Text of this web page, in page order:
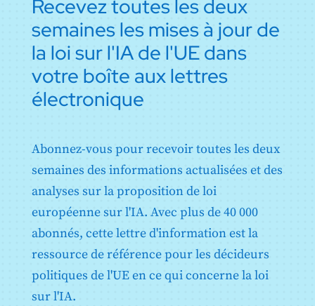
Recevez toutes les deux
semaines les mises à jour de
la loi sur l'IA de l'UE dans
votre boîte aux lettres
électronique
Abonnez-vous pour recevoir toutes les deux
semaines des informations actualisées et des
analyses sur la proposition de loi
européenne sur l'IA. Avec plus de 40 000
abonnés, cette lettre d'information est la
ressource de référence pour les décideurs
politiques de l'UE en ce qui concerne la loi
sur l'IA.